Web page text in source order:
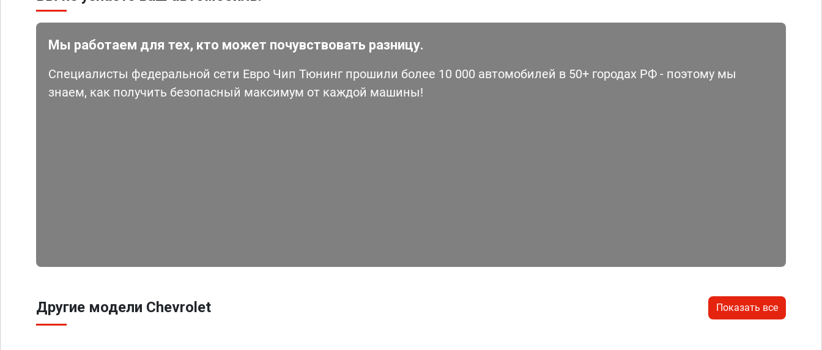
Мы работаем для тех, кто может почувствовать разницу.
Специалисты федеральной сети Евро Чип Тюнинг прошили более 10 000 автомобилей в 50+ городах РФ - поэтому мы
знаем, как получить безопасный максимум от каждой машины!
Другие модели Chevrolet Показать все